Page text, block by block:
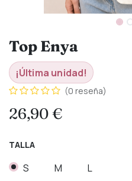
Top Enya
¡Última unidad!
(0 reseña)
26,90€
TALLA
S M L